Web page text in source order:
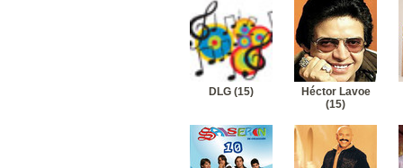
DLG (15)
Héctor Lavoe
(15)